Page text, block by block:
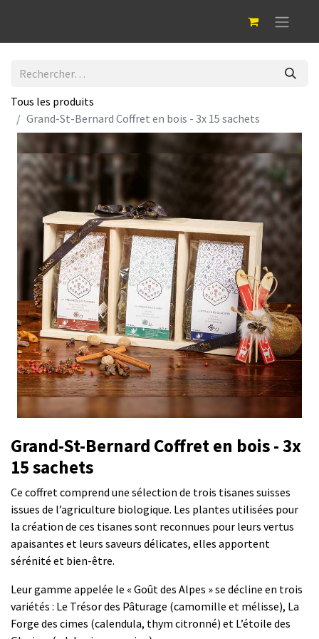
Tous les produits
Grand-St-Bernard Coffret en bois - 3x 15 sachets
Grand-St-Bernard Coffret en bois - 3x
15 sachets
Ce coffret comprend une sélection de trois tisanes suisses
issues de l’agriculture biologique. Les plantes utilisées pour
la création de ces tisanes sont reconnues pour leurs vertus
apaisantes et leurs saveurs délicates, elles apportent
sérénité et bien-être.
Leur gamme appelée le « Goût des Alpes » se décline en trois
variétés : Le Trésor des Pâturage (camomille et mélisse), La
Forge des cimes (calendula, thym citronné) et L’étoile des